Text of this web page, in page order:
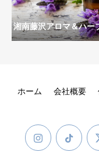
湘南藤沢アロマ＆ハー
ホーム 会社概要